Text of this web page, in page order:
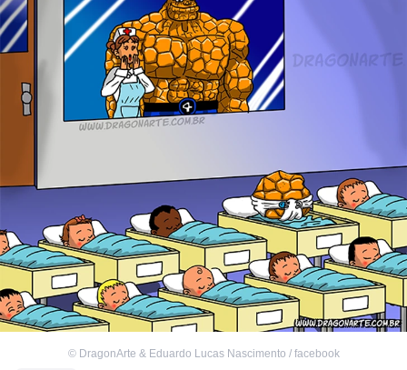
© DragonArte & Eduardo Lucas Nascimento / facebook